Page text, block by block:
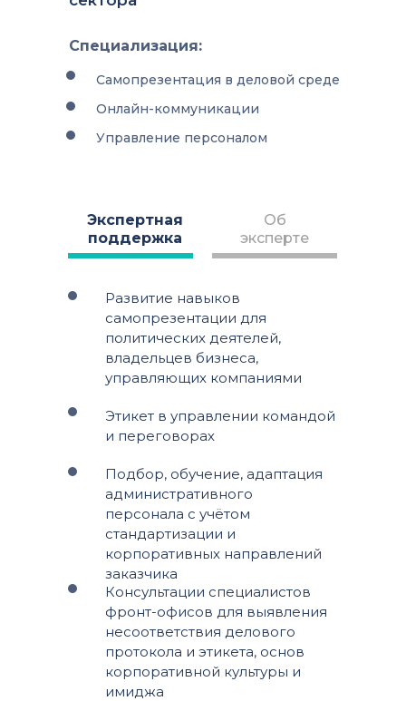
Специализация:
Самопрезентация в деловой среде
Управление персоналом
Онлайн-коммуникации
Развитие навыков
самопрезентации для
политических деятелей,
владельцев бизнеса,
управляющих компаниями
Этикет в управлении командой
и переговорах
Подбор, обучение, адаптация
административного
персонала с учётом
стандартизации и
корпоративных направлений
заказчика
Консультации специалистов
фронт-офисов для выявления
несоответствия делового
протокола и этикета, основ
корпоративной культуры и
имиджа
Экспертная
поддержка
Об
эксперте